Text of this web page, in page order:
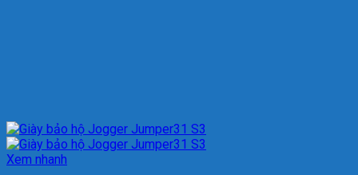
Xem nhanh